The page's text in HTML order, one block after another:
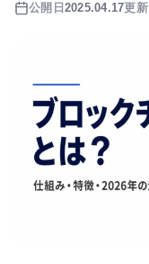
公開日 2025.04.17更